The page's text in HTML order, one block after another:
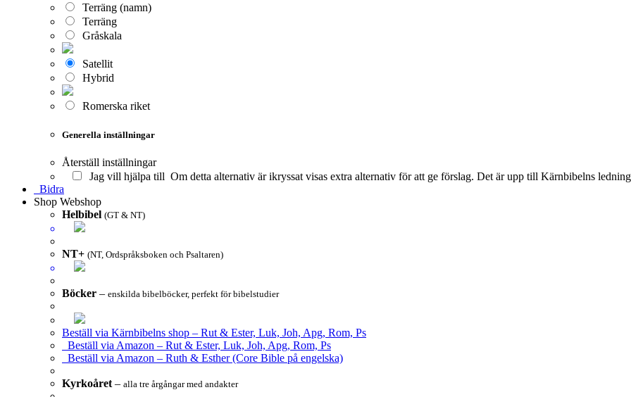
Terräng (namn)
Terräng
Gråskala
Satellit
Hybrid
Romerska riket
Generella inställningar
Återställ inställningar
Jag vill hjälpa till Om detta alternativ är ikryssat visas extra alternativ för att ge förslag. Det är upp till Kärnbibelns
Bidra
Shop Webshop
Helbibel (GT & NT)
NT+ (NT, Ordspråksboken och Psaltaren)
Böcker – enskilda bibelböcker, perfekt för bibelstudier
Beställ via Kärnbibelns shop – Rut & Ester, Luk, Joh, Apg, Rom, Ps
Beställ via Amazon – Rut & Ester, Luk, Joh, Apg, Rom, Ps
Beställ via Amazon – Ruth & Esther (Core Bible på engelska)
Kyrkoåret – alla tre årgångar med andakter